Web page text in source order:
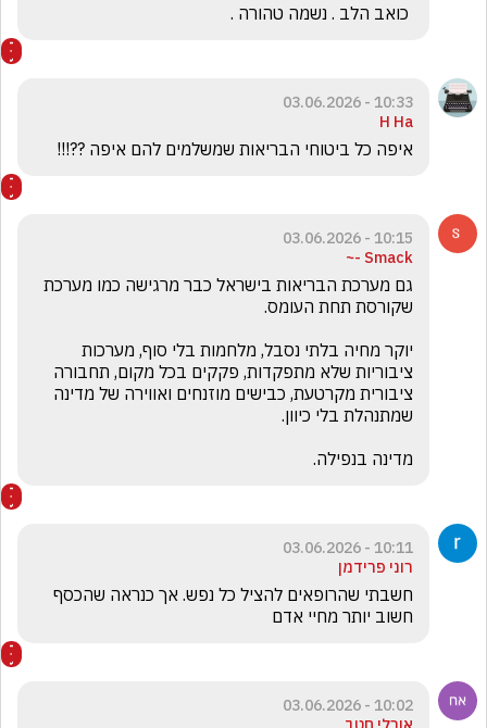
10:33 - 03.06.2026
H Ha
איפה כל ביטוחי הבריאות שמשלמים להם איפה ??!!!
10:15 - 03.06.2026
Smack -~
מדינה בנפילה.
10:11 - 03.06.2026
רוני פרידמן
חשוב יותר מחיי אדם
10:02 - 03.06.2026